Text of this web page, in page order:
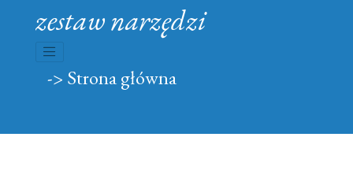
zestaw narzędzi
nawigacja rozwijana
-> Strona główna